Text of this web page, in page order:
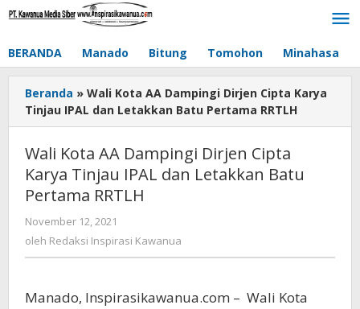
Lewati
BERANDA Manado Bitung Tomohon Minahasa
Beranda » Wali Kota AA Dampingi Dirjen Cipta Karya
Tinjau IPAL dan Letakkan Batu Pertama RRTLH
Wali Kota AA Dampingi Dirjen Cipta
Karya Tinjau IPAL dan Letakkan Batu
Pertama RRTLH
November 12, 2021
Redaksi
oleh Redaksi Inspirasi Kawanua
Manado, Inspirasikawanua.com – Wali Kota